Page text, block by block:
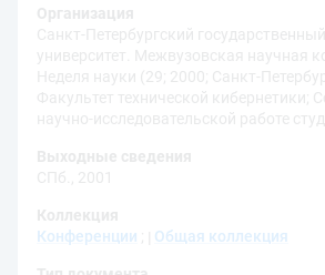
Организация
Санкт-Петербургский
университет. Межвузовская научная
Неделя науки (29; 2000; Санкт-
Факультет технической кибернетики
научно-исследовательской работе
Выходные сведения
СПб., 2001
Коллекция
Конференции
Общая коллекция